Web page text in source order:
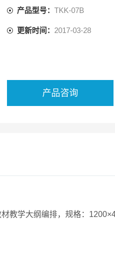
产品型号： TKK-07B
更新时间： 2017-03-28
产品咨询
教学大纲编排，规格：